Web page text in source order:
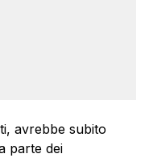
avrebbe subito
parte dei